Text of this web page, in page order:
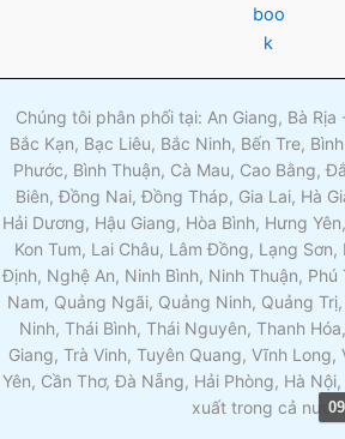
Chúng tôi phân phối tại: An Giang, Bà Rịa
Bắc Kạn, Bạc Liêu, Bắc Ninh, Bến Tre,
Phước, Bình Thuận, Cà Mau, Cao Bằng,
Biên, Đồng Nai, Đồng Tháp, Gia Lai, Hà
Hải Dương, Hậu Giang, Hòa Bình, Hưng
Kon Tum, Lai Châu, Lâm Đồng, Lạng
Định, Nghệ An, Ninh Bình, Ninh Thuận, Phú
Nam, Quảng Ngãi, Quảng Ninh, Quảng
Ninh, Thái Bình, Thái Nguyên, Thanh
Giang, Trà Vinh, Tuyên Quang, Vĩnh Long,
Yên, Cần Thơ, Đà Nẵng, Hải Phòng, Hà
xuất trong cả nước.